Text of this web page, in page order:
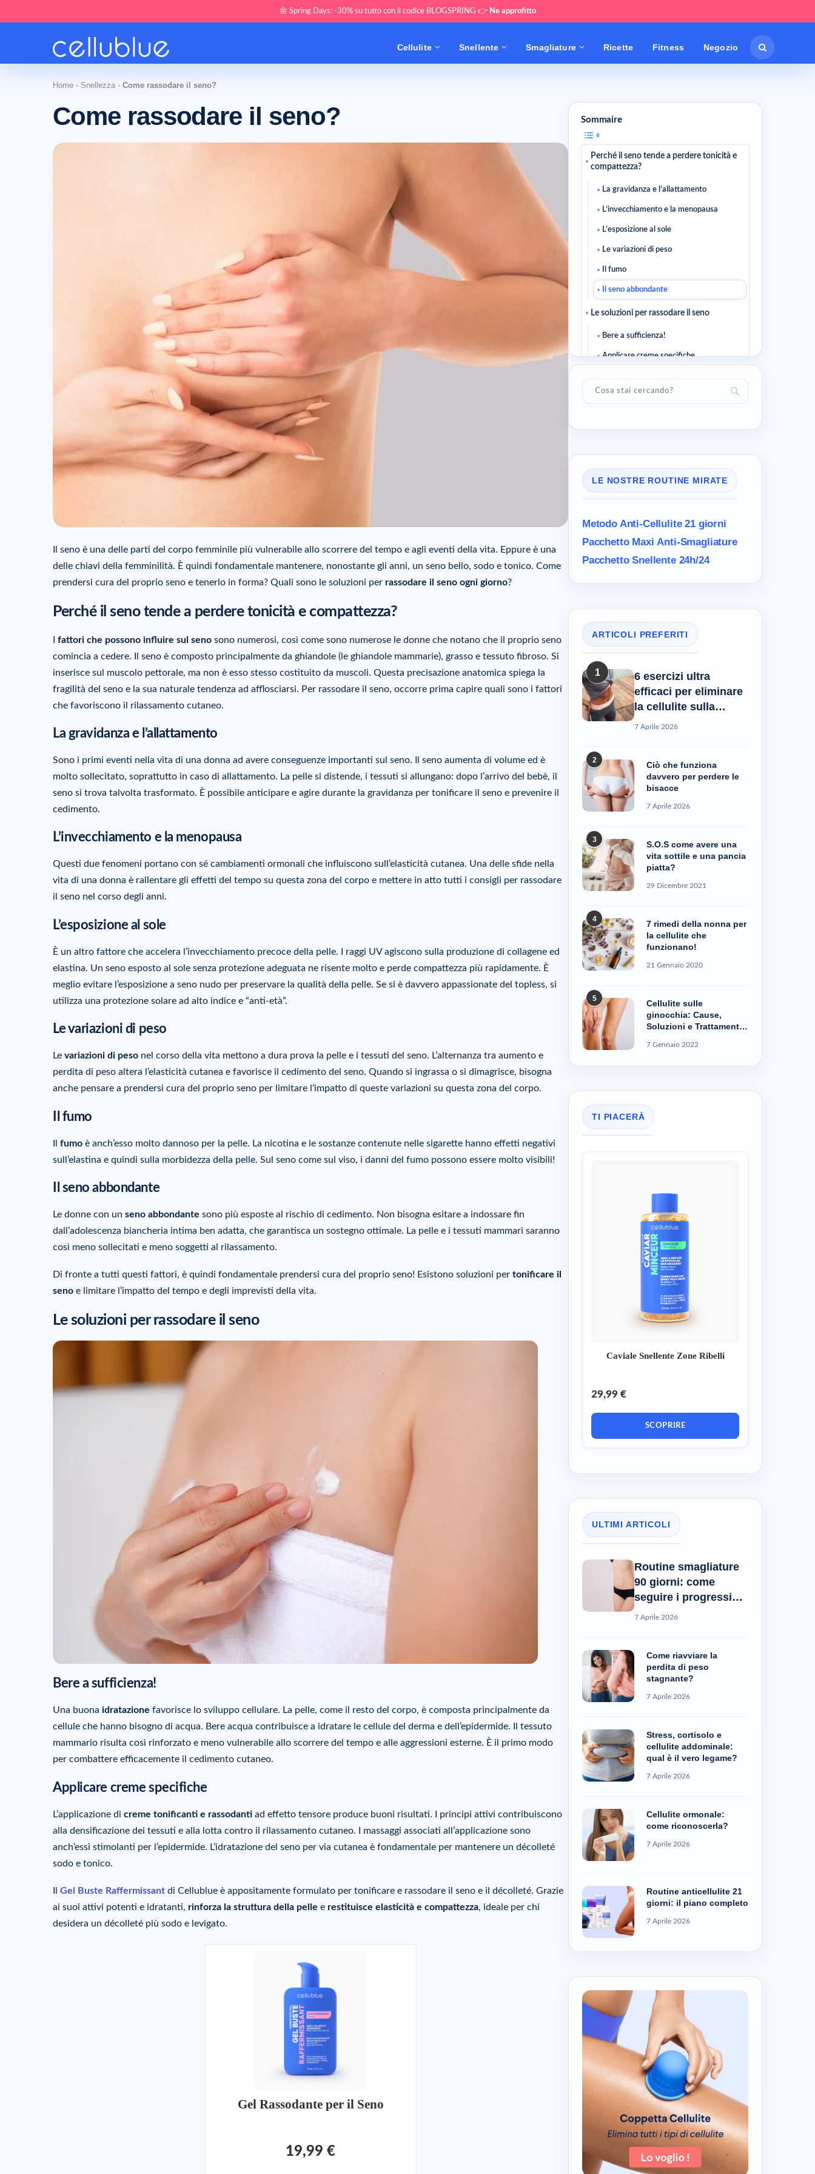
🌼 Spring Days: -30% su tutto con il codice BLOGSPRING 👉 Ne approfitto
Cellulite Snellente Smagliature Ricette Fitness Negozio
Home - Snellezza - Come rassodare il seno?
Come rassodare il seno?
Il seno è una delle parti del corpo femminile più vulnerabile allo scorrere del tempo e agli eventi della vita. Eppure è una
delle chiavi della femminilità. È quindi fondamentale mantenere, nonostante gli anni, un seno bello, sodo e tonico. Come
prendersi cura del proprio seno e tenerlo in forma? Quali sono le soluzioni per rassodare il seno ogni giorno?
Perché il seno tende a perdere tonicità e compattezza?
fattori che possono influire sul seno sono numerosi, così come sono numerose le donne che notano che il proprio seno
comincia a cedere. Il seno è composto principalmente da ghiandole (le ghiandole mammarie), grasso e tessuto fibroso. Si
inserisce sul muscolo pettorale, ma non è esso stesso costituito da muscoli. Questa precisazione anatomica spiega la
fragilità del seno e la sua naturale tendenza ad afflosciarsi. Per rassodare il seno, occorre prima capire quali sono i fattori
che favoriscono il rilassamento cutaneo.
La gravidanza e l’allattamento
Sono i primi eventi nella vita di una donna ad avere conseguenze importanti sul seno. Il seno aumenta di volume ed è
molto sollecitato, soprattutto in caso di allattamento. La pelle si distende, i tessuti si allungano: dopo l’arrivo del bebè, il
seno si trova talvolta trasformato. È possibile anticipare e agire durante la gravidanza per tonificare il seno e prevenire il
cedimento.
L’invecchiamento e la menopausa
Questi due fenomeni portano con sé cambiamenti ormonali che influiscono sull’elasticità cutanea. Una delle sfide nella
vita di una donna è rallentare gli effetti del tempo su questa zona del corpo e mettere in atto tutti i consigli per rassodare
il seno nel corso degli anni.
L’esposizione al sole
È un altro fattore che accelera l’invecchiamento precoce della pelle. I raggi UV agiscono sulla produzione di collagene ed
elastina. Un seno esposto al sole senza protezione adeguata ne risente molto e perde compattezza più rapidamente. È
meglio evitare l’esposizione a seno nudo per preservare la qualità della pelle. Se si è davvero appassionate del topless, si
utilizza una protezione solare ad alto indice e “anti-età”.
Levariazioni di peso
Le variazioni di peso nel corso della vita mettono a dura prova la pelle e i tessuti del seno. L’alternanza tra aumento e
perdita di peso altera l’elasticità cutanea e favorisce il cedimento del seno. Quando si ingrassa o si dimagrisce, bisogna
anche pensare a prendersi cura del proprio seno per limitare l’impatto di queste variazioni su questa zona del corpo.
fumo
fumo è anch’esso molto dannoso per la pelle. La nicotina e le sostanze contenute nelle sigarette hanno effetti negativi
sull’elastina e quindi sulla morbidezza della pelle. Sul seno come sul viso, i danni del fumo possono essere molto visibili!
Il seno abbondante
Le donne con un seno abbondante sono più esposte al rischio di cedimento. Non bisogna esitare a indossare fin
dall’adolescenza biancheria intima ben adatta, che garantisca un sostegno ottimale. La pelle e i tessuti mammari saranno
così meno sollecitati e meno soggetti al rilassamento.
Di fronte a tutti questi fattori, è quindi fondamentale prendersi cura del proprio seno! Esistono soluzioni per tonificare il
seno e limitare l’impatto del tempo e degli imprevisti della vita.
Le soluzioni per rassodare il seno
Bere a sufficienza!
Una buona idratazione favorisce lo sviluppo cellulare. La pelle, come il resto del corpo, è composta principalmente da
cellule che hanno bisogno di acqua. Bere acqua contribuisce a idratare le cellule del derma e dell’epidermide. Il tessuto
mammario risulta così rinforzato e meno vulnerabile allo scorrere del tempo e alle aggressioni esterne. È il primo modo
per combattere efficacemente il cedimento cutaneo.
Applicare creme specifiche
L’applicazione di creme tonificanti e rassodanti ad effetto tensore produce buoni risultati. I principi attivi contribuiscono
alla densificazione dei tessuti e alla lotta contro il rilassamento cutaneo. I massaggi associati all’applicazione sono
anch’essi stimolanti per l’epidermide. L’idratazione del seno per via cutanea è fondamentale per mantenere un décolleté
sodo e tonico.
Gel Buste Raffermissant di Cellublue è appositamente formulato per tonificare e rassodare il seno e il décolleté. Grazie
ai suoi attivi potenti e idratanti, rinforza la struttura della pelle e restituisce elasticità e compattezza, ideale per chi
desidera un décolleté più sodo e levigato.
Gel Rassodante per il Seno
19,99 €
Sommaire
Perché il seno tende a perdere tonicità e
compattezza?
La gravidanza e l’allattamento
L’invecchiamento e la menopausa
L’esposizione al sole
Le variazioni di peso
Il fumo
Il seno abbondante
Le soluzioni per rassodare il seno
Bere a sufficienza!
Applicare creme specifiche
Sfruttare i benefici dell’acqua fredda!
LE NOSTRE ROUTINE MIRATE
Metodo Anti-Cellulite21 giorni
Pacchetto MaxiAnti-Smagliature
Pacchetto Snellente 24h/24
ARTICOLI PREFERITI
1
6 esercizi ultra
efficaci per eliminare
la cellulite sulla
pancia
7 Aprile 2026
2
Ciò che funziona
davvero per perdere le
bisacce
7 Aprile 2026
3
S.O.S come avere una
vita sottile e una pancia
piatta?
29 Dicembre 2021
4
7 rimedi della nonna per
la cellulite che
funzionano!
21 Gennaio 2020
5
Cellulite sulle
ginocchia: Cause,
Soluzioni e Trattamenti
7 Gennaio 2022
TI PIACERÀ
Caviale Snellente Zone Ribelli
29,99 €
SCOPRIRE
ULTIMI ARTICOLI
Routine smagliature
90 giorni: come
seguire i progressi
reali?
7 Aprile 2026
Come riavviare la
perdita di peso
stagnante?
7 Aprile 2026
Stress, cortisolo e
cellulite addominale:
qual è il vero legame?
7 Aprile 2026
Cellulite ormonale:
come riconoscerla?
7 Aprile 2026
Routine anticellulite 21
giorni: il piano completo
7 Aprile 2026